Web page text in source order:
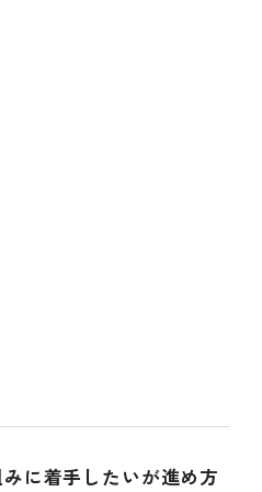
に着手したいが進め方